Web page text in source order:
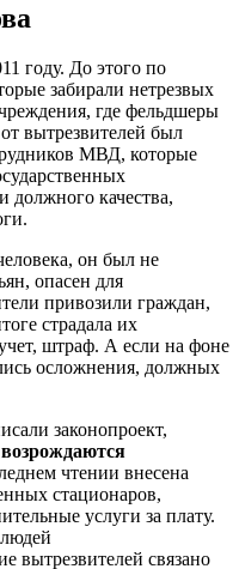
году. До этого по
забирали нетрезвых
где фельдшеры
вытрезвителей был
МВД, которые
должного качества,
он был не
опасен для
привозили граждан,
страдала их
штраф. А если на фоне
осложнения, должных
законопроект,
возрождаются
чтении внесена
стационаров,
услуги за плату.
вытрезвителей связано